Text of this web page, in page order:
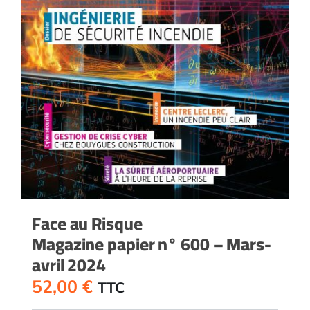
Face au Risque
Magazine papier n° 600 – Mars-
avril 2024
52,00 € TTC